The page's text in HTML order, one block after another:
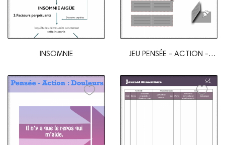
INSOMNIE
JEU PENSÉE - ACTION -